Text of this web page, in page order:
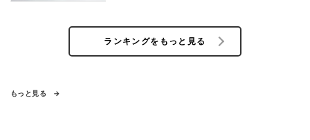
ランキングをもっと見る
もっと見る